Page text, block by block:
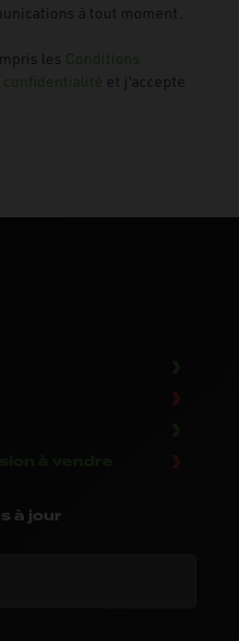
à tout moment.
les Conditions
confidentialité et j'accepte
à jour